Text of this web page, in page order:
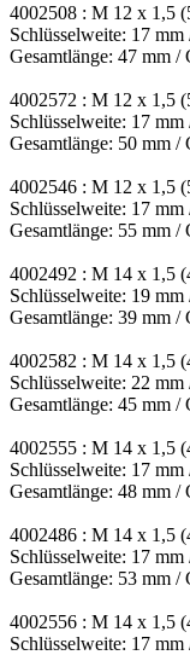
4002508 : M 12 x 1,5
Schlüsselweite: 17
Gesamtlänge: 47 mm /
4002572 : M 12 x 1,5
Schlüsselweite: 17
Gesamtlänge: 50 mm /
4002546 : M 12 x 1,5
Schlüsselweite: 17
Gesamtlänge: 55 mm /
4002492 : M 14 x 1,5
Schlüsselweite: 19
Gesamtlänge: 39 mm /
4002582 : M 14 x 1,5
Schlüsselweite: 22
Gesamtlänge: 45 mm /
4002555 : M 14 x 1,5
Schlüsselweite: 17
Gesamtlänge: 48 mm /
4002486 : M 14 x 1,5
Schlüsselweite: 17
Gesamtlänge: 53 mm /
4002556 : M 14 x 1,5
Schlüsselweite: 17